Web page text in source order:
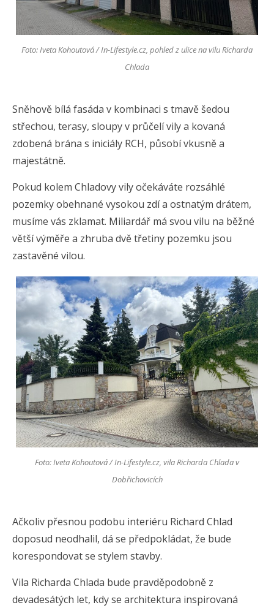
Foto: Iveta Kohoutová / In-Lifestyle.cz, pohled z ulice na vilu Richarda
Chlada
Sněhově bílá fasáda v kombinaci s tmavě šedou
střechou, terasy, sloupy v průčelí vily a kovaná
zdobená brána s iniciály RCH, působí vkusně a
majestátně.
Pokud kolem Chladovy vily očekáváte rozsáhlé
pozemky obehnané vysokou zdí a ostnatým drátem,
musíme vás zklamat. Miliardář má svou vilu na běžné
větší výměře a zhruba dvě třetiny pozemku jsou
zastavěné vilou.
Foto: Iveta Kohoutová / In-Lifestyle.cz, vila Richarda Chlada v
Dobřichovicích
Ačkoliv přesnou podobu interiéru Richard Chlad
doposud neodhalil, dá se předpokládat, že bude
korespondovat se stylem stavby.
Vila Richarda Chlada bude pravděpodobně z
devadesátých let, kdy se architektura inspirovaná